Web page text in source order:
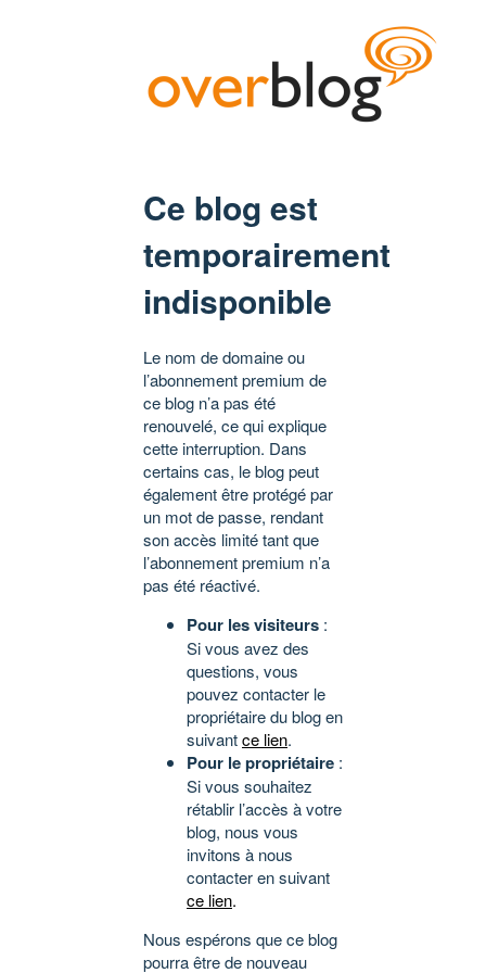
Ce blog est
temporairement
indisponible
Le nom de domaine ou
l’abonnement premium de
ce blog n’a pas été
renouvelé, ce qui explique
cette interruption. Dans
certains cas, le blog peut
également être protégé par
un mot de passe, rendant
son accès limité tant que
l’abonnement premium n’a
pas été réactivé.
Pour les visiteurs :
Si vous avez des
questions, vous
pouvez contacter le
propriétaire du blog en
suivantce lien.
Pour le propriétaire :
Si vous souhaitez
rétablir l’accès à votre
blog, nous vous
invitons à nous
contacter en suivant
ce lien.
Nous espérons que ce blog
pourra être de nouveau